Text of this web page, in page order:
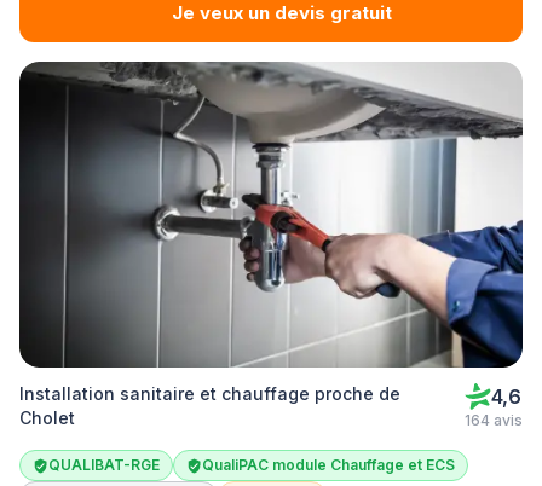
Je veux un devis gratuit
Installation sanitaire et chauffage proche de
Cholet
4,6
164 avis
QUALIBAT-RGE
QualiPAC module Chauffage et ECS